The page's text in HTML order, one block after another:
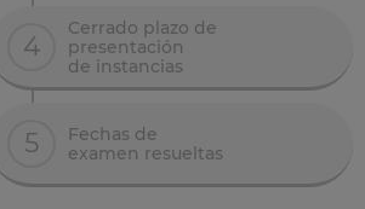
4
Cerrado plazo de
presentación
de instancias
5
Fechas de
examen resueltas